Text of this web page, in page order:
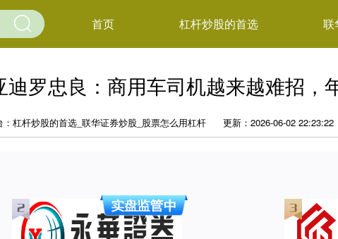
首页 杠杆炒股的首选 联
罗忠良：商用车司机越来越难招，
：杠杆炒股的首选_联华证券炒股_股票怎么用杠杆 更新：2026-06-02 22:23:22